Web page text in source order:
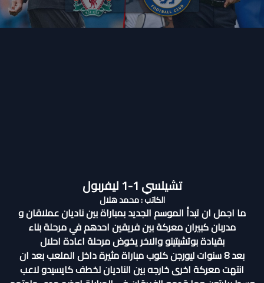
تشيلسي 1-1 ليفربول
الكاتب : محمد هلال
ما اجمل ان تبدأ الموسم الجديد بمباراة بين ناديان عملاقان و
مدربان كبيران معركة بين فريقين احدهم في مرحلة بناء
بقيادة بوتشيتينو والاخر يخوض مرحلة اعادة احلال
بعد 8 سنوات ليورجن كلوب مباراة مثيرة داخل الملعب بعد ان
انتهت معركة اخرى خارجه بين الناديان لخطف كايسيدو لاعب